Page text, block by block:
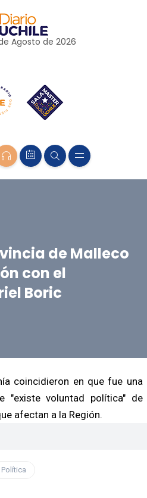
Agosto de 2026
de Malleco
con el
Boric
coincidieron en que fue una
"existe voluntad política" de
afectan a la Región.
Política